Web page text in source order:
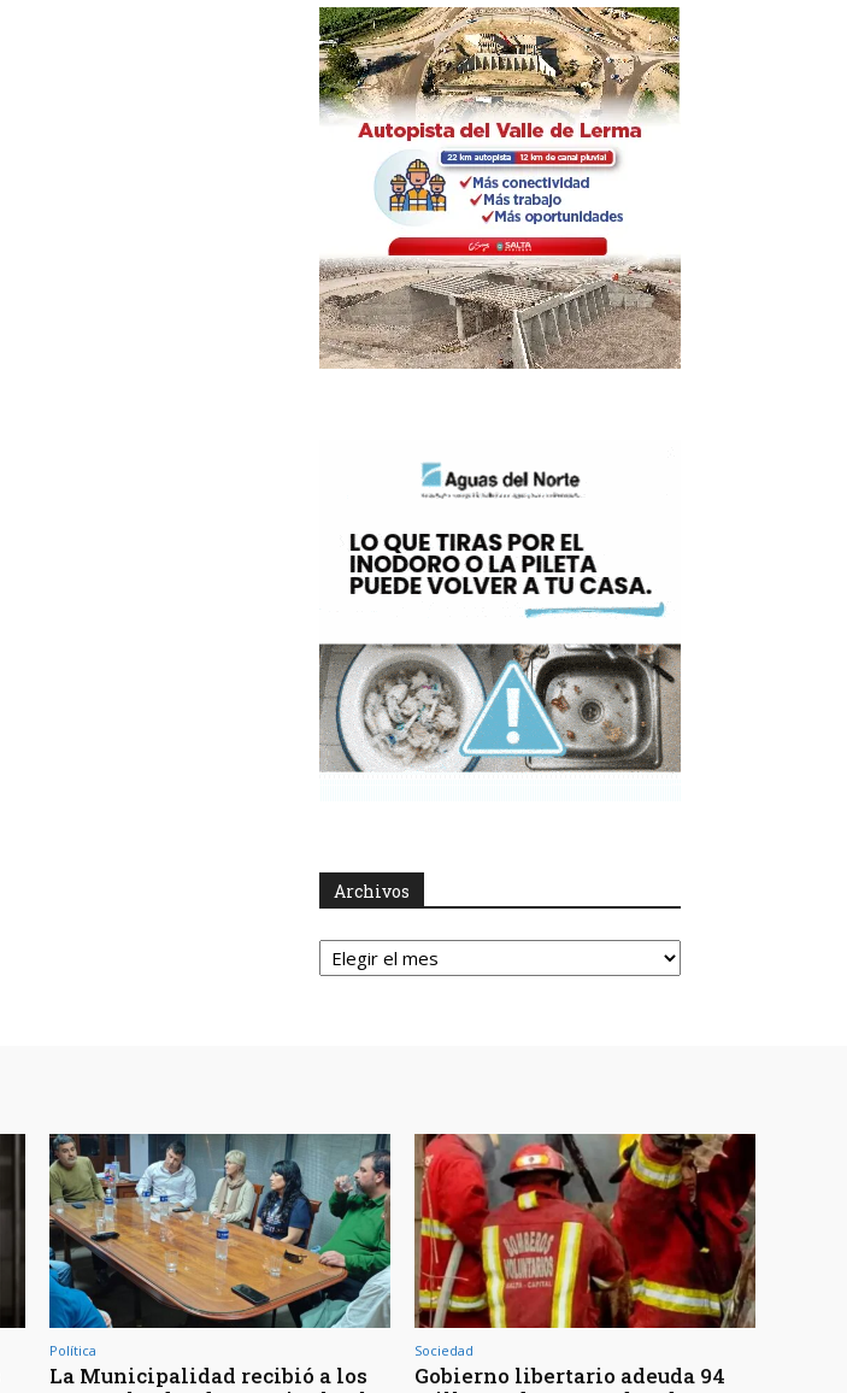
Archivos
Archivos
Política
La Municipalidad recibió a los
Sociedad
Gobierno libertario adeuda 94